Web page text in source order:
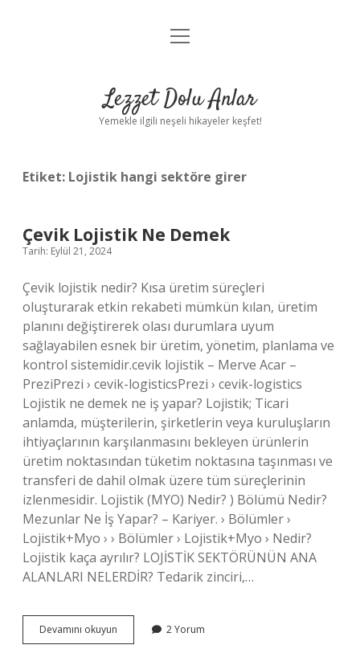
Anasayfa
Yasal Uyarı
menüyü
Lezzet Dolu Anlar
Yemekle ilgili neşeli hikayeler keşfet!
Etiket: Lojistik hangi sektöre girer
Çevik Lojistik Ne Demek
Tarih: Eylül 21, 2024
Çevik lojistik nedir? Kısa üretim süreçleri
oluşturarak etkin rekabeti mümkün kılan, üretim
planını değiştirerek olası durumlara uyum
sağlayabilen esnek bir üretim, yönetim, planlama ve
kontrol sistemidir.cevik lojistik – Merve Acar –
PreziPrezi › cevik-logisticsPrezi › cevik-logistics
Lojistik ne demek ne iş yapar? Lojistik; Ticari
anlamda, müşterilerin, şirketlerin veya kuruluşların
ihtiyaçlarının karşılanmasını bekleyen ürünlerin
üretim noktasından tüketim noktasına taşınması ve
transferi de dahil olmak üzere tüm süreçlerinin
izlenmesidir. Lojistik (MYO) Nedir? ) Bölümü Nedir?
Mezunlar Ne İş Yapar? – Kariyer. › Bölümler ›
Lojistik+Myo › › Bölümler › Lojistik+Myo › Nedir?
Lojistik kaça ayrılır? LOJİSTİK SEKTÖRÜNÜN ANA
ALANLARI NELERDİR? Tedarik zinciri,…
Devamını okuyun 2 Yorum